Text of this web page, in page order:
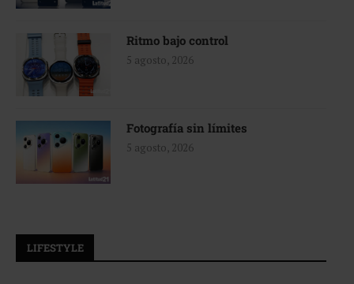
Ritmo bajo control
5 agosto, 2026
Fotografía sin límites
5 agosto, 2026
LIFESTYLE